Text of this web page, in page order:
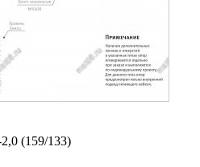
(159/133)